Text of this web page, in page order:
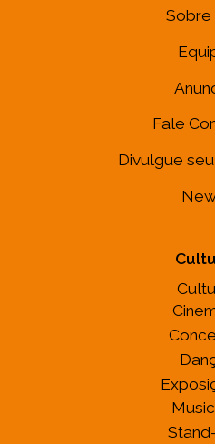
Sobre
Fale
Divulgue